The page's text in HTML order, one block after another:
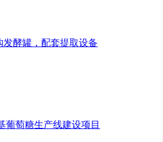
酵罐，配套提取设备
葡萄糖生产线建设项目